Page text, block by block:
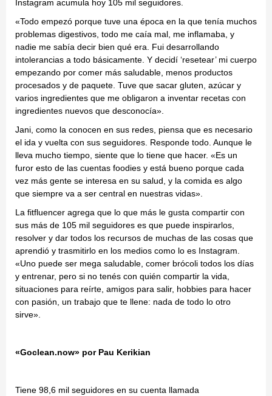
Instagram acumula hoy 105 mil seguidores.
«Todo empezó porque tuve una época en la que tenía muchos
problemas digestivos, todo me caía mal, me inflamaba, y
nadie me sabía decir bien qué era. Fui desarrollando
intolerancias a todo básicamente. Y decidí ‘resetear’ mi cuerpo
empezando por comer más saludable, menos productos
procesados y de paquete. Tuve que sacar gluten, azúcar y
varios ingredientes que me obligaron a inventar recetas con
ingredientes nuevos que desconocía».
Jani, como la conocen en sus redes, piensa que es necesario
el ida y vuelta con sus seguidores. Responde todo. Aunque le
lleva mucho tiempo, siente que lo tiene que hacer. «Es un
furor esto de las cuentas foodies y está bueno porque cada
vez más gente se interesa en su salud, y la comida es algo
que siempre va a ser central en nuestras vidas».
La fitfluencer agrega que lo que más le gusta compartir con
sus más de 105 mil seguidores es que puede inspirarlos,
resolver y dar todos los recursos de muchas de las cosas que
aprendió y trasmitirlo en los medios como lo es Instagram.
«Uno puede ser mega saludable, comer brócoli todos los días
y entrenar, pero si no tenés con quién compartir la vida,
situaciones para reírte, amigos para salir, hobbies para hacer
con pasión, un trabajo que te llene: nada de todo lo otro
sirve».
«Goclean.now» por Pau Kerikian
Tiene 98,6 mil seguidores en su cuenta llamada